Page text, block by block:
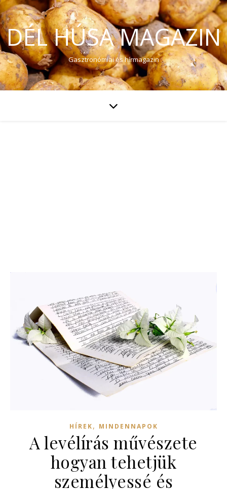
DÉL HÚSA MAGAZIN
Gasztronómiai és hírmagazin
HÍREK, MINDENNAPOK
A levélírás művészete
hogyan tehetjük
személyessé és